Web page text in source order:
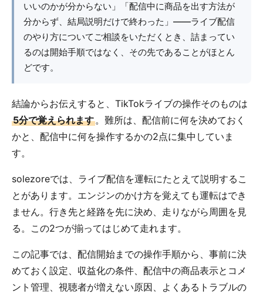
いいのかが分からない」「配信中に商品を出す方法が
分からず、結局説明だけで終わった」――ライブ配信
のやり方についてご相談をいただくとき、詰まってい
るのは開始手順ではなく、その先であることがほとん
どです。
結論からお伝えすると、TikTokライブの操作そのものは
5分で覚えられます。難所は、配信前に何を決めておく
かと、配信中に何を操作するかの2点に集中していま
す。
solezoreでは、ライブ配信を運転にたとえて説明するこ
とがあります。エンジンのかけ方を覚えても運転はでき
ません。行き先と経路を先に決め、走りながら周囲を見
る。この2つが揃ってはじめて走れます。
この記事では、配信開始までの操作手順から、事前に決
めておく設定、収益化の条件、配信中の商品表示とコメ
ント管理、視聴者が増えない原因、よくあるトラブルの